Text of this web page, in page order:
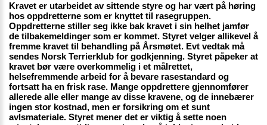
Kravet er utarbeidet av sittende styre og har vært på høring
hos oppdretterne som er knyttet til rasegruppen.
Oppdretterne stiller seg ikke bak kravet i sin helhet jamfør
de tilbakemeldinger som er kommet. Styret velger allikevel å
fremme kravet til behandling på Årsmøtet. Evt vedtak må
sendes Norsk Terrierklub for godkjenning. Styret påpeker at
kravet bør være overkommelig i et målrettet,
helsefremmende arbeid for å bevare rasestandard og
fortsatt ha en frisk rase. Mange oppdrettere gjennomfører
allerede alle eller mange av disse kravene, og de innebærer
ingen stor kostnad, men er forsikring om et sunt
avlsmateriale. Styret mener det er viktig å sette noen